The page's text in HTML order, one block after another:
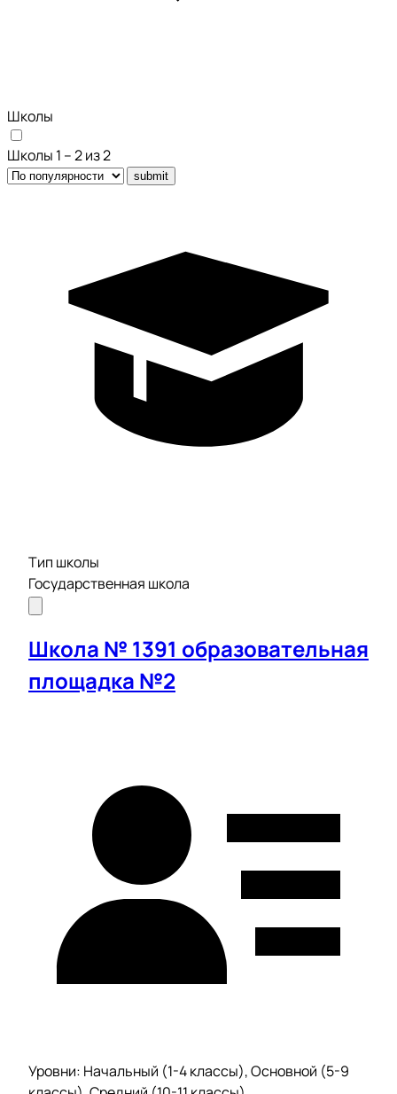
Школы
Школы 1 – 2 из 2
submit
Тип школы
Государственная школа
Школа № 1391 образовательная
площадка №2
Уровни: Начальный (1-4 классы), Основной (5-9